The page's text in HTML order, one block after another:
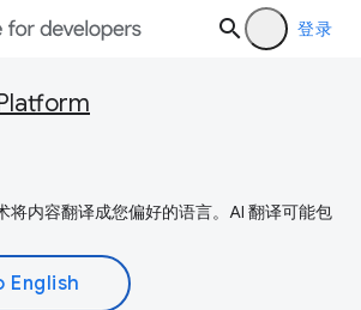
登录
将内容翻译成您偏好的语言。AI 翻译可能包